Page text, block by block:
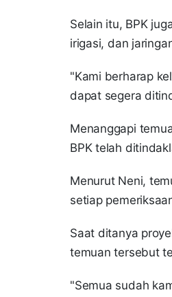
Selain itu, BPK
irigasi, dan
"Kami berharap
dapat segera
Menanggapi
BPK telah
Menurut Neni,
setiap
Saat ditanya
temuan tersebut
"Semua sudah